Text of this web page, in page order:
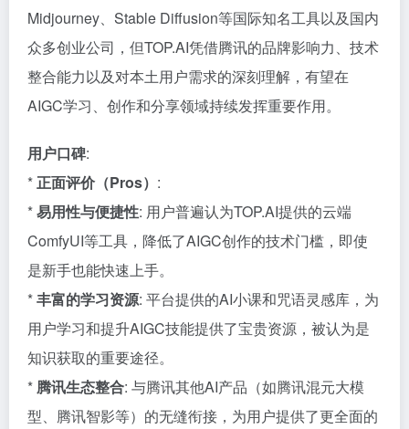
Midjourney、Stable Diffusion等国际知名工具以及国内
众多创业公司，但TOP.AI凭借腾讯的品牌影响力、技术
整合能力以及对本土用户需求的深刻理解，有望在
AIGC学习、创作和分享领域持续发挥重要作用。
用户口碑:
*正面评价（Pros） :
*易用性与便捷性: 用户普遍认为TOP.AI提供的云端
ComfyUI等工具，降低了AIGC创作的技术门槛，即使
是新手也能快速上手。
*丰富的学习资源: 平台提供的AI小课和咒语灵感库，为
用户学习和提升AIGC技能提供了宝贵资源，被认为是
知识获取的重要途径。
* 腾讯生态整合: 与腾讯其他AI产品（如腾讯混元大模
型、腾讯智影等）的无缝衔接，为用户提供了更全面的